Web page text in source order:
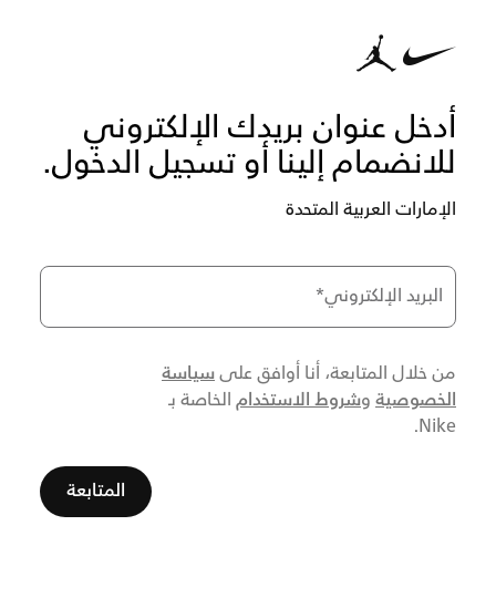
أدخل عنوان بريدك الإلكتروني
للانضمام إلينا أو تسجيل الدخول.
الإمارات العربية المتحدة
البريد الإلكتروني*
من خلال المتابعة، أنا أوافق علىسياسة
الخصوصية وشروط الاستخدام الخاصة بـ
Nike.
المتابعة